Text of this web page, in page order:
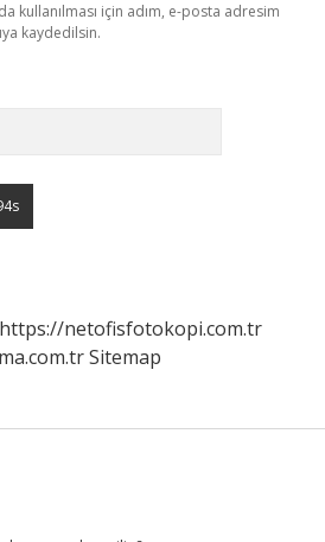
kullanılması için adım, e-posta adresim
kaydedilsin.
https://netofisfotokopi.com.tr
Sitemap